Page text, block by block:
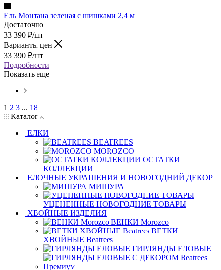
Ель Монтана зеленая с шишками 2,4 м
Достаточно
33 390 ₽/шт
Варианты цен
33 390 ₽/шт
Подробности
Показать еще
1 2 3 ... 18
Каталог
ЕЛКИ
BEATREES
MOROZCO
ОСТАТКИ
КОЛЛЕКЦИИ
ЕЛОЧНЫЕ УКРАШЕНИЯ И НОВОГОДНИЙ ДЕКОР
МИШУРА
УЦЕНЕННЫЕ НОВОГОДНИЕ ТОВАРЫ
ХВОЙНЫЕ ИЗДЕЛИЯ
ВЕНКИ Morozco
ВЕТКИ
ХВОЙНЫЕ Beatrees
ГИРЛЯНДЫ ЕЛОВЫЕ